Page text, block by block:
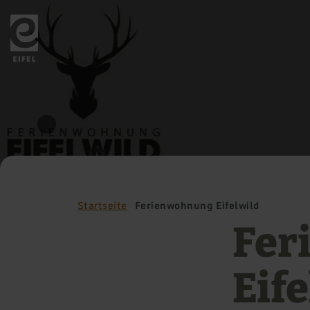
Zurück
zur
Startseite
Startseite Ferienwohnung Eifelwild